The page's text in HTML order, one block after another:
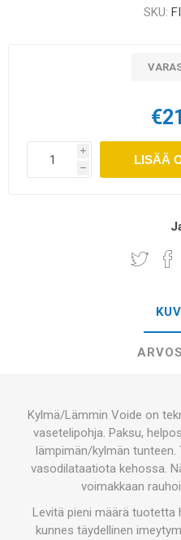
SKU:
i
h
LISÄÄ
Kylmä/Lämmin Voide on
vasetelipohja. Paksu,
lämpimän/kylmän
vasodilataatiota kehossa.
voimakkaan
Levitä pieni määrä tuotetta
kunnes täydellinen